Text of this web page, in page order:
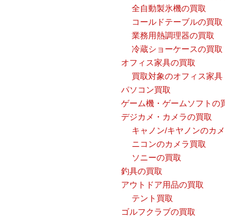
全自動製氷機の買取
コールドテーブルの買取
業務用熱調理器の買取
冷蔵ショーケースの買取
オフィス家具の買取
買取対象のオフィス家
パソコン買取
ゲーム機・ゲームソフトの
デジカメ・カメラの買取
キャノン/キヤノンのカ
ニコンのカメラ買取
ソニーの買取
釣具の買取
アウトドア用品の買取
テント買取
ゴルフクラブの買取